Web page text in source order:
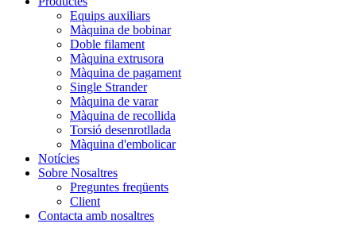
Equips auxiliars
Màquina de bobinar
Doble filament
Màquina extrusora
Màquina de pagament
Single Strander
Màquina de varar
Màquina de recollida
Torsió desenrotllada
Màquina d'embolicar
Notícies
Sobre Nosaltres
Preguntes freqüents
Client
Contacta amb nosaltres